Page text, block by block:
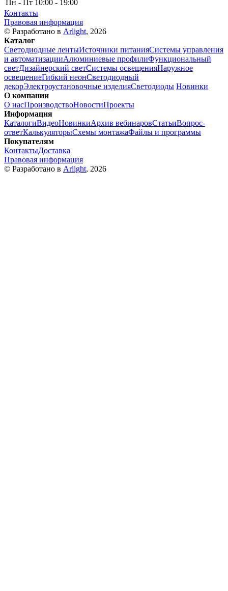
Пн - Пт 10:00 - 19:00
Контакты
Правовая информация
© Разработано в Arlight, 2026
Каталог
Светодиодные лентыИсточники питанияСистемы управления
и автоматизацииАлюминиевые профилиФункциональный
светДизайнерский светСистемы освещенияНаружное
освещениеГибкий неонСветодиодный
декорЭлектроустановочные изделияСветодиоды Новинки
О компании
О насПроизводствоНовостиПроекты
Информация
КаталогиВидеоНовинкиАрхив вебинаровСтатьиВопрос-
ответКалькуляторыСхемы монтажаФайлы и программы
Покупателям
КонтактыДоставка
Правовая информация
© Разработано в Arlight, 2026